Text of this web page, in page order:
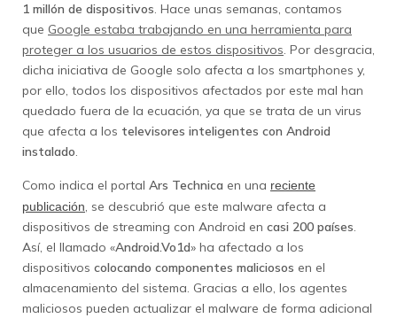
1 millón de dispositivos. Hace unas semanas, contamos
que Google estaba trabajando en una herramienta para
proteger a los usuarios de estos dispositivos. Por desgracia,
dicha iniciativa de Google solo afecta a los smartphones y,
por ello, todos los dispositivos afectados por este mal han
quedado fuera de la ecuación, ya que se trata de un virus
que afecta a los televisores inteligentes con Android
instalado.
Como indica el portal Ars Technica en una reciente
publicación, se descubrió que este malware afecta a
dispositivos de streaming con Android en casi 200 países.
Así, el llamado «Android.Vo1d» ha afectado a los
dispositivos colocando componentes maliciosos en el
almacenamiento del sistema. Gracias a ello, los agentes
maliciosos pueden actualizar el malware de forma adicional